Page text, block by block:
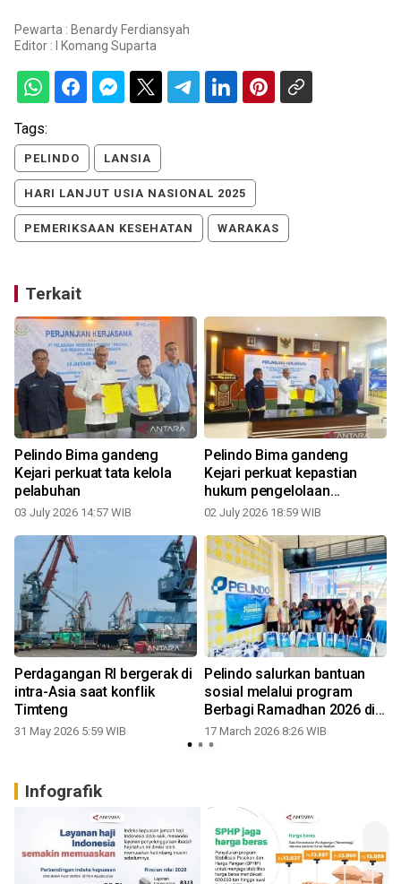
Pewarta : Benardy Ferdiansyah
Editor :
I Komang Suparta
Tags:
PELINDO LANSIA
HARI LANJUT USIA NASIONAL 2025
PEMERIKSAAN KESEHATAN WARAKAS
Terkait
Pelindo Bima gandeng
Kejari perkuat tata kelola
pelabuhan
03 July 2026 14:57 WIB
Pelindo Bima gandeng
Kejari perkuat kepastian
hukum pengelolaan
pelabuhan
02 July 2026 18:59 WIB
Perdagangan RI bergerak di
intra-Asia saat konflik
Timteng
31 May 2026 5:59 WIB
Pelindo salurkan bantuan
sosial melalui program
Berbagi Ramadhan 2026 di
Badas
17 March 2026 8:26 WIB
Infografik